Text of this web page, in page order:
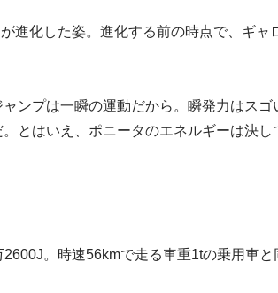
進化した姿。進化する前の時点で、ギャ
ンプは一瞬の運動だから。瞬発力はスゴ
とはいえ、ポニータのエネルギーは決し
。時速56kmで走る車重1tの乗用車と